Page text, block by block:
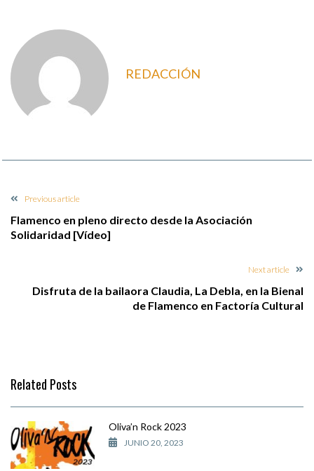
REDACCIÓN
Previous article
Flamenco en pleno directo desde la Asociación
Solidaridad [Vídeo]
Next article
Disfruta de la bailaora Claudia, La Debla, en la Bienal
de Flamenco en Factoría Cultural
Related Posts
Oliva’n Rock 2023
JUNIO 20, 2023